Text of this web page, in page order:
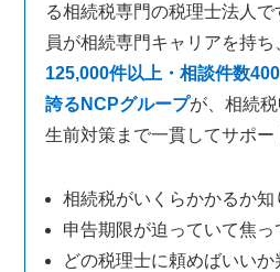
る相続税専門の税理士法人
員が相続専門キャリアを持ち
125,000件以上・相談件数
誇るNCPグループが、相続
生前対策まで一貫してサポー
相続税がいくらかかるか知
申告期限が迫っていて焦っ
どの税理士に頼めばいいか